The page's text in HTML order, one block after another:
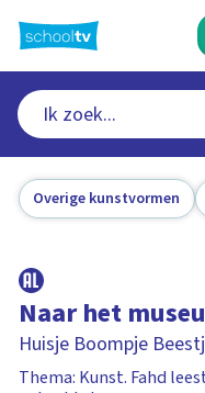
naar
hoofdinhoud
Overige kunstvormen
Naar het
Huisje Boompje
Thema: Kunst. Fahd